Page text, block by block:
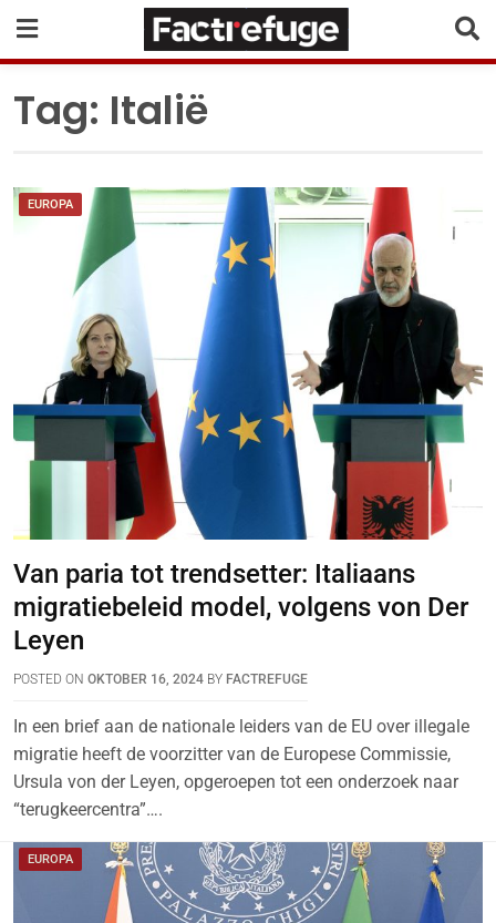
Tag: Italië
EUROPA
Van paria tot trendsetter: Italiaans
migratiebeleid model, volgens von Der
Leyen
POSTED ON OKTOBER 16, 2024 BY FACTREFUGE
In een brief aan de nationale leiders van de EU over illegale
migratie heeft de voorzitter van de Europese Commissie,
Ursula von der Leyen, opgeroepen tot een onderzoek naar
“terugkeercentra”….
EUROPA